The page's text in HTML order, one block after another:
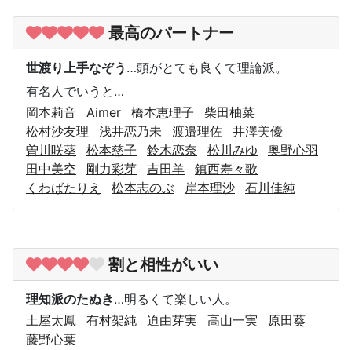
最高のパートナー
世渡り上手なぞう …頭がとても良くて理論派。
有名人でいうと…
岡本莉音
Aimer 橋本恵理子
柴田柚菜
松村沙友理
浅井恋乃未 渡邉理佐
井澤美優
曽川咲葵
松本慈子 鈴木恋奈 松川みゆ
奥野心羽
田中美空
剛力彩芽 吉田羊
鎮西寿々歌
くわばたりえ
松本志のぶ 岸本理沙 石川佳純
割と相性がいい
理知派のたぬき…明るくて楽しい人。
土屋太鳳
有村架純 迫由芽実 高山一実
原田葵
藤野心葉